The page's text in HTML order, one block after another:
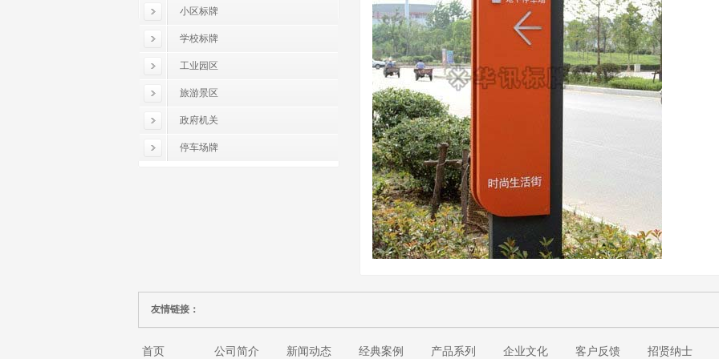
小区标牌
学校标牌
工业园区
旅游景区
政府机关
停车场牌
友情链接：
首页 公司简介 新闻动态 经典案例 产品系列 企业文化 客户反馈 招贤纳士